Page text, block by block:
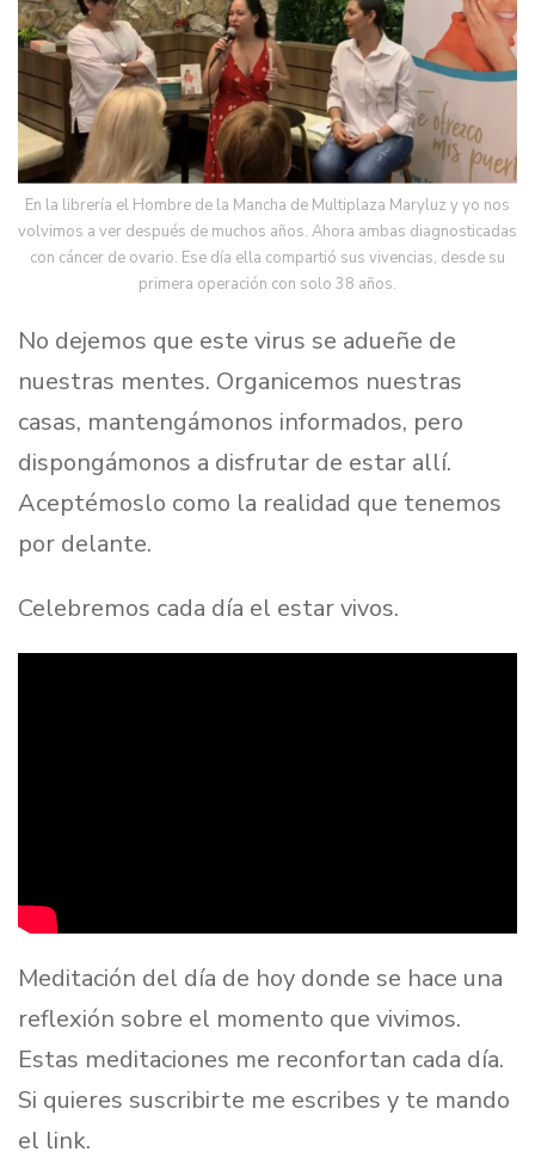
En la librería el Hombre de la Mancha de Multiplaza Maryluz y yo nos
volvimos a ver después de muchos años. Ahora ambas diagnosticadas
con cáncer de ovario. Ese día ella compartió sus vivencias, desde su
primera operación con solo 38 años.
No dejemos que este virus se adueñe de
nuestras mentes. Organicemos nuestras
casas, mantengámonos informados, pero
dispongámonos a disfrutar de estar allí.
Aceptémoslo como la realidad que tenemos
por delante.
Celebremos cada día el estar vivos.
Meditación del día de hoy donde se hace una
reflexión sobre el momento que vivimos.
Estas meditaciones me reconfortan cada día.
Si quieres suscribirte me escribes y te mando
el link.